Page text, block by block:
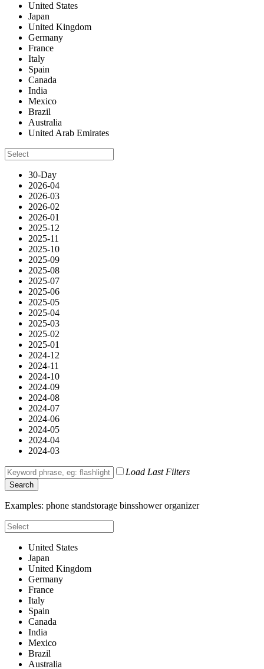
United States
Japan
United Kingdom
Germany
France
Italy
Spain
Canada
India
Mexico
Brazil
Australia
United Arab Emirates
30-Day
2026-04
2026-03
2026-02
2026-01
2025-12
2025-11
2025-10
2025-09
2025-08
2025-07
2025-06
2025-05
2025-04
2025-03
2025-02
2025-01
2024-12
2024-11
2024-10
2024-09
2024-08
2024-07
2024-06
2024-05
2024-04
2024-03
Load Last Filters
Search
Examples: phone standstorage binsshower organizer
United States
Japan
United Kingdom
Germany
France
Italy
Spain
Canada
India
Mexico
Brazil
Australia